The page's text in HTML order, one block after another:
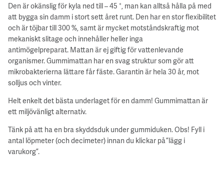
Den är okänslig för kyla ned till – 45 °, man kan alltså hålla på med
att bygga sin damm i stort sett året runt. Den har en stor flexibilitet
och är töjbar till 300 %, samt är mycket motståndskraftig mot
mekaniskt slitage och innehåller heller inga
antimögelpreparat. Mattan är ej giftig för vattenlevande
organismer. Gummimattan har en svag struktur som gör att
mikrobakterierna lättare får fäste. Garantin är hela 30 år, mot
solljus och vinter.
Helt enkelt det bästa underlaget för en damm! Gummimattan är
ett miljövänligt alternativ.
Tänk på att ha en bra skyddsduk under gummiduken. Obs! Fyll i
antal löpmeter (och decimeter) innan du klickar på ”lägg i
varukorg”.